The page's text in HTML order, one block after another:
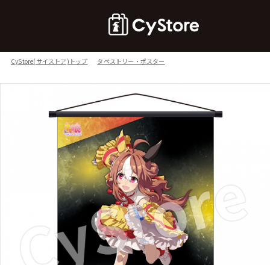
CyStore(サイストア)トップ タペストリー・ポスター